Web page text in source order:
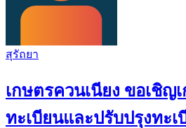
สุรัถยา
เกษตรควนเนียง ขอเชิญ
ทะเบียนและปรับปรุงทะเ